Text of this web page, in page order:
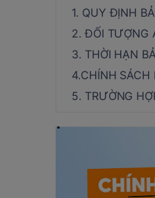
1. QUY ĐỊNH
2. ĐỐI TƯỢNG
3. THỜI HẠN
4.CHÍNH
5. TRƯỜNG